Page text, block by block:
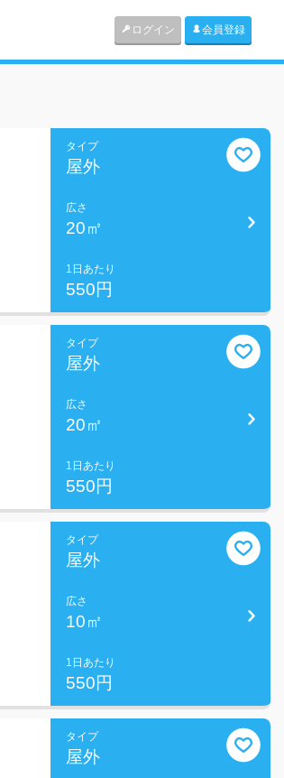
ログイン 会員登録
タイプ
屋外
広さ
20㎡
1日あたり
550円
タイプ
屋外
広さ
20㎡
1日あたり
550円
タイプ
屋外
広さ
10㎡
1日あたり
550円
タイプ
屋外